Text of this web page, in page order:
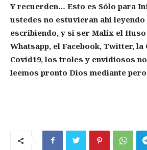
Y recuerden… Esto es Sólo para
ustedes no estuvieran ahí
escribiendo, y si ser Malix el
Whatsapp, el Facebook, Twitter, la
Covid19, los troles y envidiosos
leemos pronto Dios mediante